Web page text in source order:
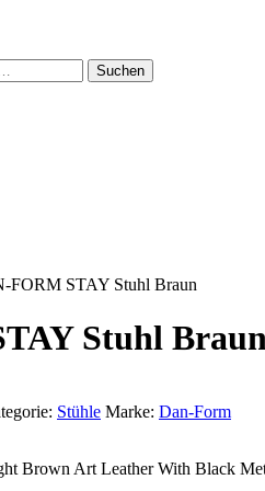
Suchen
FORM STAY Stuhl Braun
Stuhl
Stühle Marke: Dan-Form